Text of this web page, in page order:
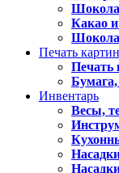
Какао
Печать
Печать
Бумага,
Инвентарь
Весы,